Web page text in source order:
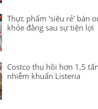
Thực phẩm 'siêu rẻ' bán
khỏe đằng sau sự tiện lợi
Costco thu hồi hơn 1,5
nhiễm khuẩn Listeria